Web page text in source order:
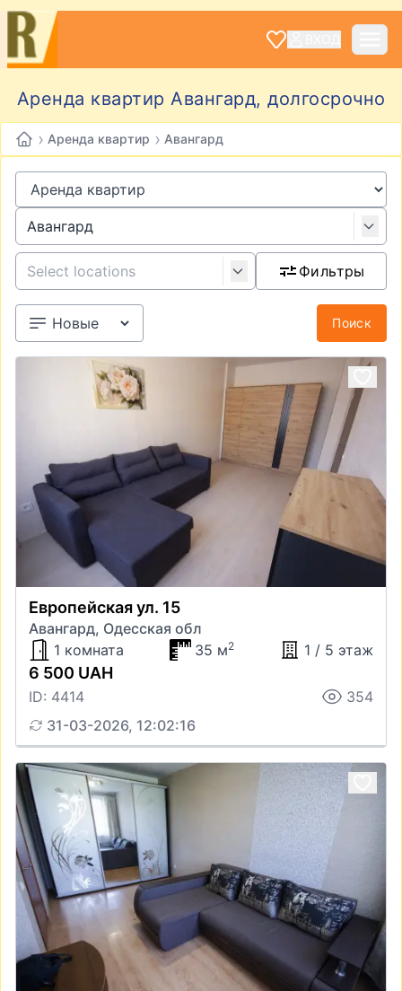
Аренда квартир Авангард, долгосрочно
› Аренда квартир › Авангард
Фильтры
Поиск
Европейская ул. 15
Авангард, Одесская обл
1 комната
35 м2 1 / 5 этаж
6 500 UAH
ID: 4414
354
31-03-2026, 12:02:16